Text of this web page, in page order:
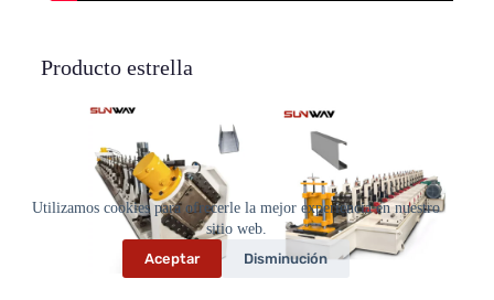
Utilizamos cookies para ofrecerle la mejor experiencia en nuestro
sitio web.
Aceptar
Disminución
Producto estrella